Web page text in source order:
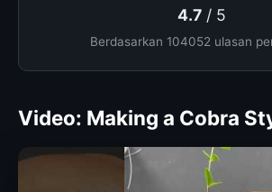
4.7 / 5
Berdasarkan 104052 ulasan
Video: Making a Cobra